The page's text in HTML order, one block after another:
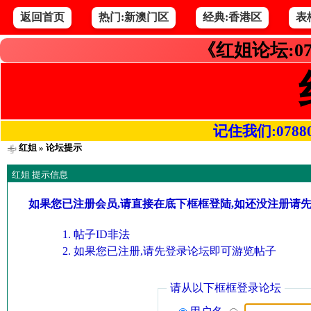
返回首页 热门:新澳门区 经典:香港区 表
《红姐论坛
记住我们
红姐» 论坛提示
红姐 提示信息
如果您已注册会员,请直接在底下框框登陆,如还没注册请
帖子ID非法
如果您已注册,请先登录论坛即可游览帖子
请从以下框框登录论坛